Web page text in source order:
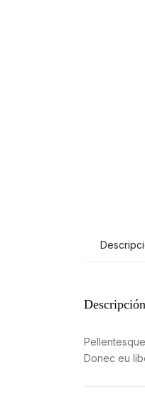
Descripción
Donec eu